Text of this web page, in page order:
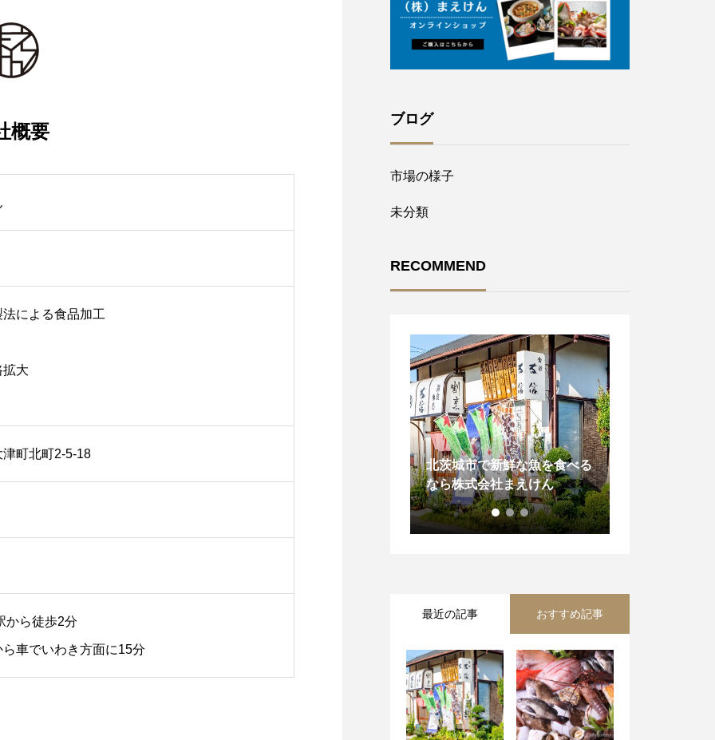
概要
による食品加工
拡大
町北町2-5-18
から徒歩2分
車でいわき方面に15分
ブログ
市場の様子
未分類
RECOMMEND
式会社まえけん
なら株式会社まえけん
本日の魚の買い付け！卸売
in 福島県いわき市久ノ浜港
最近の記事 おすすめ記事